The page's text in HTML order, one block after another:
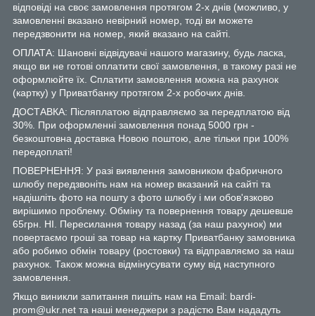
відповіді на своє замовлення протягом 2-х днів (можливо, у
замовленні вказано невірний номер, тоді ви можете
передзвонити на номер, який вказано на сайті.
ОПЛАТА: Шановні відвідувачі нашого магазину, будь ласка,
якщо ви не готові оплатити свої замовлення, в такому разі не
оформлюйте їх. Сплатити замовлення можна на рахунок
(картку) у Приватбанку протягом 2-х робочих днів.
ДОСТАВКА: Післяплатою відправляємо за передплатою від
30%. При оформленні замовлення понад 5000 грн -
безкоштовна доставка Новою поштою, але тільки при 100%
передоплаті!
ПОВЕРНЕННЯ: У разі виявлення замовником фабричного
шлюбу передзвоніть нам на номер вказаний на сайті та
надішліть фото на пошту з фото шлюбу і ми обов'язково
вирішимо проблему. Обміну та повернення товару дешевше
65грн. НІ. Пересилання товару назад (за наш рахунок) ми
повертаємо гроші за товар на картку Приватбанку замовника
або робимо обмін товару (ростовки) та відправляємо за наш
рахунок. Також можна відмінусувати суму від наступного
замовлення.
Якщо виникли запитання пишіть нам на Email: bardi-
prom@ukr.net та наші менеджери з радістю Вам нададуть